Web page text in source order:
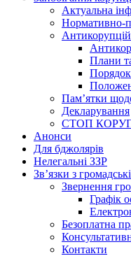
Актуальна
Нормативно-
Плани
Пам’ятки
Декларування
СТОП
Анонси
Для бджолярів
Нелегальні ЗЗР
Зв’язки з
Звернення
Графік
Безоплатна
Контакти